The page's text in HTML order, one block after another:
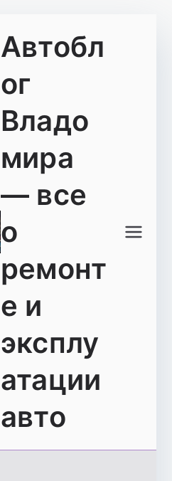
Автобл
ог
Владо
мира
— все
о
ремонт
е и
эксплу
атации
авто